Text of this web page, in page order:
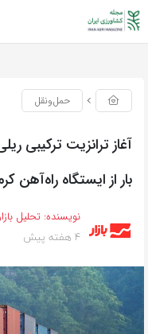
حمل‌و‌نقل
آغاز ترانزیت ترکیبی
بار از ایستگاه راه‌آهن
نویسنده: تحلیل بازار
4 هفته پیش